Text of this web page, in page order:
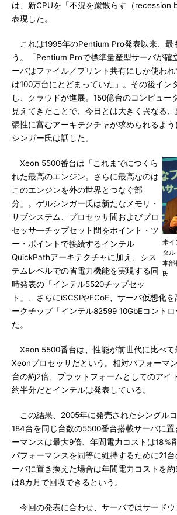
は、新CPUを「不況を蹴散らす（recession
表現した。
これは1995年のPentium Pro発表以来、最
う。「Pentium Proで標準量産型サーバが確
ーバはファイル／プリント共有にしか使わ
は100万台にとどまっていた」。その後イン
し、クラウドが進展。150億台のコンピュー
見えてきたことで、今日とは大きく異なる
張性に富むアーキテクチャが求められるよ
シンガー氏は話した。
米イ
タ
本部
氏
Xeon 5500番台は「これまでにつくら
れた最高のエンジン。さらに最高なのは
このエンジンを外の世界とつなぐ部
分」。ゲルシンガー氏は新たなメモリ・
サブシステム、プロセッサ間およびプロ
セッサ―チップセット間をポイント・ツ
ー・ポイントで接続するインテル
QuickPathアーキテクチャに加え、シス
テムレベルでの省電力機能を実現する同
時発表の「インテル5520チップセッ
ト」、さらにiSCSIやFCoE、サーバ仮想化
ークチップ「インテル82599 10GbEコント
た。
Xeon 5500番台は、性能が前世代に比べて
Xeonプロセッサだという。相対パフォーマ
台の約2倍、プラットフォームとしてのアイ
約半分だとインテルは発表している。
この結果、2005年に発売されたシングル
184台を同じ台数の5500番台搭載サーバに置
ーマンスは最大9倍、年間電力コストは18％
パフォーマンスを同等に維持するために21
ーバに置き換えた場合は年間電力コストを
は8カ月で回収できるという。
今回の発表に合わせ、サーバではサードウ